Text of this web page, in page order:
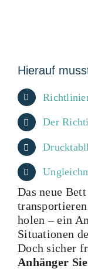
Hierauf
Der
Das neue
holen – ein
Situationen
Doch sicher
Anhänger